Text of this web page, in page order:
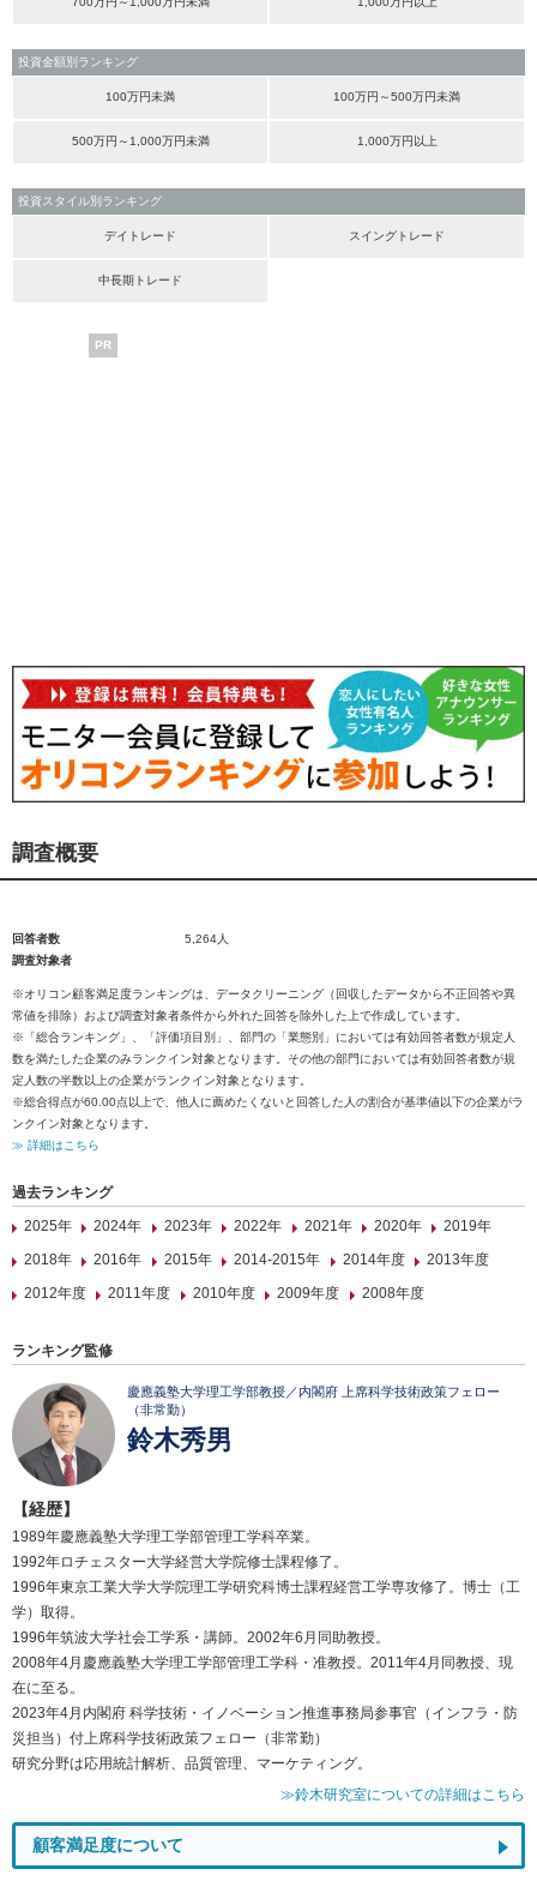
投資金額別ランキング
100万円未満 100万円～500万円未満
500万円～1,000万円未満 1,000万円以上
投資スタイル別ランキング
デイトレード スイングトレード
中長期トレード
PR
調査概要
回答者数
5,264人
調査対象者
※オリコン顧客満足度ランキングは、データクリーニング（回収したデータから不正回答や異
常値を排除）および調査対象者条件から外れた回答を除外した上で作成しています。
※「総合ランキング」、「評価項目別」、部門の「業態別」においては有効回答者数が規定人
数を満たした企業のみランクイン対象となります。その他の部門においては有効回答者数が規
定人数の半数以上の企業がランクイン対象となります。
※総合得点が60.00点以上で、他人に薦めたくないと回答した人の割合が基準値以下の企業がラ
ンクイン対象となります。
≫ 詳細はこちら
過去ランキング
2025年
2024年 2023年 2022年 2021年 2020年
2019年
2018年
2016年 2015年 2014-2015年 2014年度
2013年度
2012年度
2011年度 2010年度 2009年度 2008年度
ランキング監修
慶應義塾大学理工学部教授／内閣府 上席科学技術政策フェロー
（非常勤）
鈴木秀男
【経歴】
1989年慶應義塾大学理工学部管理工学科卒業。
1992年ロチェスター大学経営大学院修士課程修了。
1996年東京工業大学大学院理工学研究科博士課程経営工学専攻修了。博士（工
学）取得。
1996年筑波大学社会工学系・講師。2002年6月同助教授。
2008年4月慶應義塾大学理工学部管理工学科・准教授。2011年4月同教授、現
在に至る。
2023年4月内閣府 科学技術・イノベーション推進事務局参事官（インフラ・防
災担当）付上席科学技術政策フェロー（非常勤）
研究分野は応用統計解析、品質管理、マーケティング。
≫鈴木研究室についての詳細はこちら
顧客満足度について